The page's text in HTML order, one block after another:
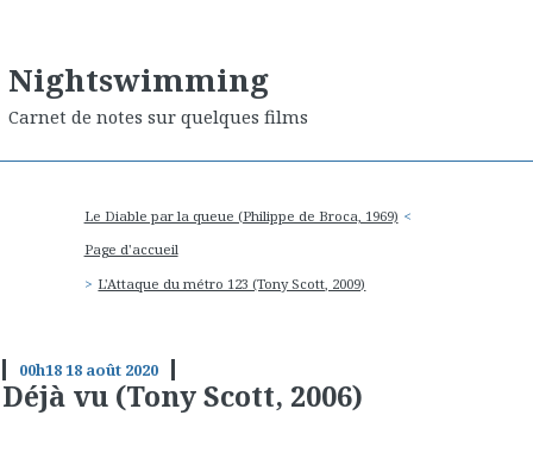
Nightswimming
Carnet de notes sur quelques films
Le Diable par la queue (Philippe de Broca, 1969)
Page d'accueil
L'Attaque du métro 123 (Tony Scott, 2009)
00h1818 août 2020
Déjà vu (Tony Scott, 2006)